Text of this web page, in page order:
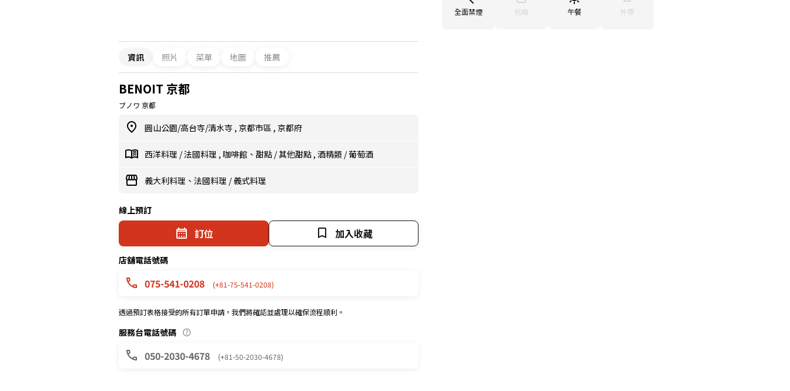
全面禁煙 包廂 午餐 外帶
資訊 照片 菜單 地圖 推薦
BENOIT 京都
ブノワ 京都
圓山公園/高台寺/清水寺 , 京都市區 , 京都府
西洋料理 /法國料理 , 咖啡館、甜點 /其他甜點 , 酒精類 /葡萄酒
義大利料理、法國料理 /義式料理
線上預訂
訂位 加入收藏
店舖電話號碼
075-541-0208 (+81-75-541-0208)
透過預訂表格接受的所有訂單申請，我們將確認並處理以確保流程順利。
服務台電話號碼
050-2030-4678 (+81-50-2030-4678)